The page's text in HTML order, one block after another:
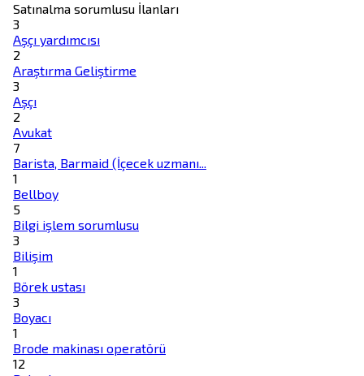
Satınalma sorumlusu İlanları
3
Aşçı yardımcısı
2
Araştırma Geliştirme
3
Aşçı
2
Avukat
7
Barista, Barmaid (İçecek uzmanı...
1
Bellboy
5
Bilgi işlem sorumlusu
3
Bilişim
1
Börek ustası
3
Boyacı
1
Brode makinası operatörü
12